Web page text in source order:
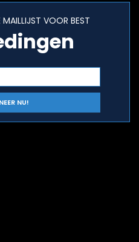
VOOR BEST